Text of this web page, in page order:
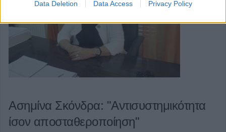
Data Deletion Data Access Privacy Policy
Ασημίνα Σκόνδρα: "Αντισυστημικότητα
ίσον αποσταθεροποίηση"